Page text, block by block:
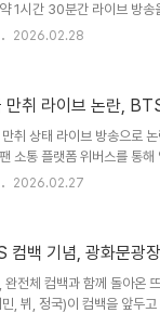
1시간 30분간 라이브 방송
백하고, 소속사를 언급하며,
에 "왜 끄라고 하냐. 이래라
다. 응원해 달라"는 메시지
2026.02.28
만취 라이브 논란,
만취 상태 라이브 방송으로
소통 플랫폼 위버스를 통
로 등장한 그는 흡연 사실을
외치기도 했으며, 팬들의 우
다. 이후 "이제 내 삶을 내
2026.02.27
컴백 기념, 광화문광
완전체 컴백과 함께 돌아온
, 뷔, 정국)이 컴백을 앞두